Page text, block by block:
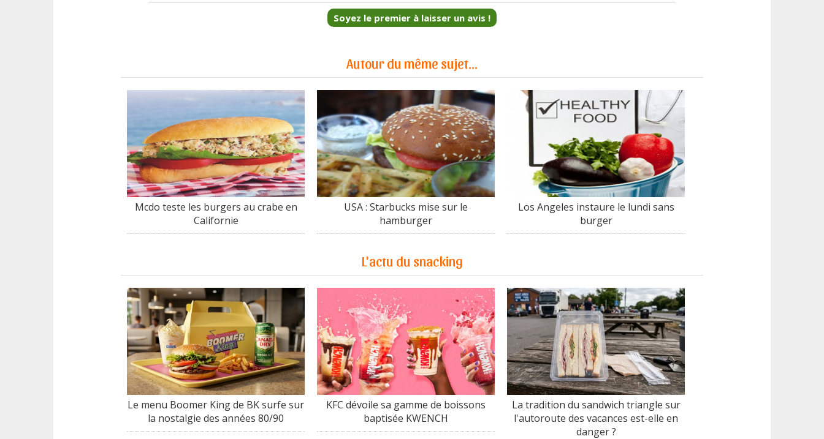
Soyez le premier à laisser un avis !
Autour du même sujet...
Mcdo teste les burgers au crabe en
Californie
USA : Starbucks mise sur le
hamburger
Los Angeles instaure le lundi sans
burger
L'actu du snacking
Le menu Boomer King de BK surfe sur
la nostalgie des années 80/90
KFC dévoile sa gamme de boissons
baptisée KWENCH
La tradition du sandwich triangle sur
l'autoroute des vacances est-elle en
danger ?